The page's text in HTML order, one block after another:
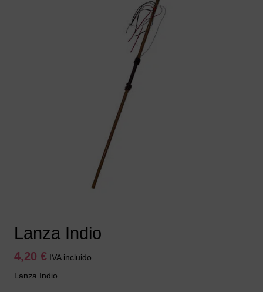
Lanza Indio
4,20 € IVA incluido
Lanza Indio.